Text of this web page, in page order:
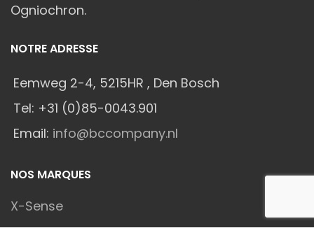
Ogniochron.
NOTRE ADRESSE
Eemweg 2-4, 5215HR , Den Bosch
Tel: +31 (0)85-0043.901
Email: info@bccompany.nl
NOS MARQUES
X-Sense
SAVS®